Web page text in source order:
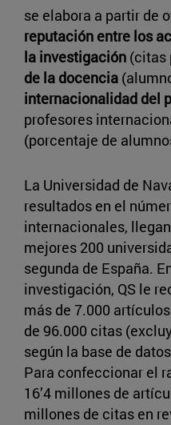
se elabora a partir de
reputación entre los
la investigación (citas
de la docencia
internacionalidad del
profesores
(porcentaje de
La Universidad de
resultados en el
internacionales,
mejores 200
segunda de España.
investigación, QS le
más de 7.000
de 96.000 citas
según la base de
Para confeccionar el
16’4 millones de
millones de citas en